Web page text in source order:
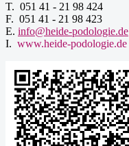
T. 051 41 - 21 98 424
F. 051 41 - 21 98 423
E. info@heide-podologie.de
I. www.heide-podologie.de